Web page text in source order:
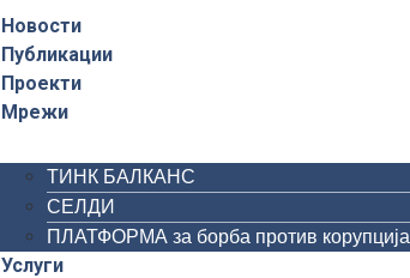
Новости
Публикации
Проекти
Мрежи
ТИНК БАЛКАНС
СЕЛДИ
ПЛАТФОРМА за борба против корупција
Услуги